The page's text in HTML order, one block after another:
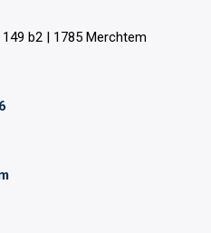
b2 | 1785 Merchtem